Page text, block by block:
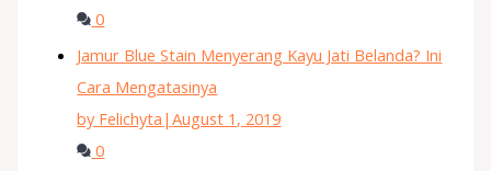
0
Jamur Blue Stain Menyerang Kayu Jati Belanda? Ini
Cara Mengatasinya
by Felichyta |August 1, 2019
0